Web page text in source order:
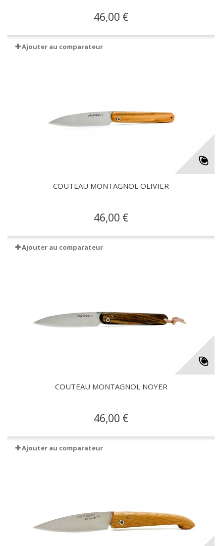
46,00 €
Ajouter au comparateur
COUTEAU MONTAGNOL OLIVIER
46,00 €
Ajouter au comparateur
COUTEAU MONTAGNOL NOYER
46,00 €
Ajouter au comparateur